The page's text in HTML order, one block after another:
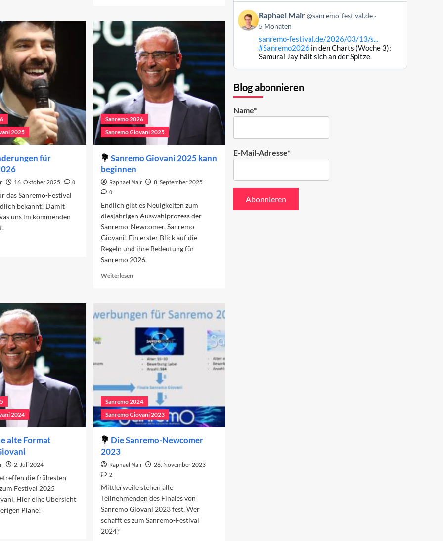
Die
Lieder
des
Sanremo-
Festivals
2026
2025
für
16. Oktober 2025
0
das Sanremo-Festival
bekannt! Damit
uns im kommenden
Sanremo 2026
Sanremo Giovani 2025
Sanremo Giovani 2025 kann
beginnen
Raphael Mair 8. September 2025
0
Endlich gibt es Neuigkeiten zum
diesjährigen Auswahlprozess der
Sanremo-Newcomer, Sanremo
Giovani! Ein erster Blick auf die
Regeln und ihre Bedeutung für
Sanremo 2026.
WeiterlesenRead
Sanremo
Giovani
2025
kann
beginnen
2024
alte Format
2. Juli 2024
die frühesten
Festival 2025
Hier eine Übersicht
Pläne!
Sanremo 2024
Sanremo Giovani 2023
Die Sanremo-Newcomer
2023
Raphael Mair 26. November 2023
2
Mittlerweile stehen alle
Teilnehmenden des Finales von
Sanremo Giovani 2023 fest. Wer
schafft es zum Sanremo-Festival
2024?
Bluesky
ansehen
Beitrag
von
Raphael
Raphael Mair @sanremo-festival.de
5 Monaten
sanremo-festival.de/2026/03/13/s...
#Sanremo2026 in den Charts (Woche 3):
Samurai Jay hält sich an der Spitze
Blog abonnieren
Name*
E-Mail-Adresse*